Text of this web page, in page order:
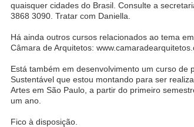
quaisquer cidades do Brasil. Consulte a
3868 3090. Tratar com Daniella.
Há ainda outros cursos relacionados ao tema
Câmara de Arquitetos:
Está também em desenvolvimento um curso de
Sustentável que estou montando para ser
Artes em São Paulo, a partir do primeiro
um ano.
Fico à disposição.